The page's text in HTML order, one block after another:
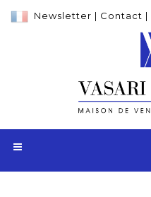
Newsletter | Contact |